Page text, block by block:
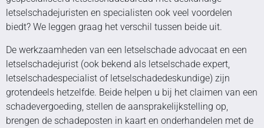
letselschadejuristen en specialisten ook veel voordelen
biedt? We leggen graag het verschil tussen beide uit.
De werkzaamheden van een letselschade advocaat en een
letselschadejurist (ook bekend als letselschade expert,
letselschadespecialist of letselschadedeskundige) zijn
grotendeels hetzelfde. Beide helpen u bij het claimen van een
schadevergoeding, stellen de aansprakelijkstelling op,
brengen de schadeposten in kaart en onderhandelen met de